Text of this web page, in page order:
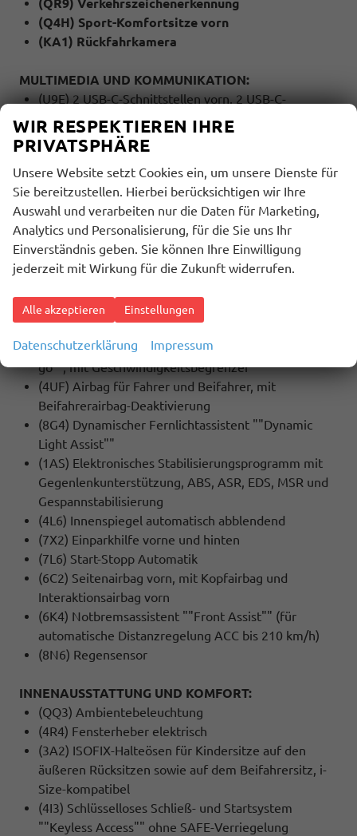
(QR9) Verkehrszeichenerkennung
(Q4H) Sport-Komfortsitze vorn
(KA1) Rückfahrkamera
MULTIMEDIA UND KOMMUNIKATION:
(U9E) 2 USB-C-Schnittstellen vorn, 2 USB-C-
Ladebuchsen an der Mittelkonsole hinten,
Ladeleistung bis zu 45 W
Android Auto
(QV3) DAB+ Digitaler Radioempfang
(9ZV) Telefonschnittstelle mit induktiver
Ladefunktion
(7UT) Navigationssystem Discover Media
(UG1) Berganfahrassistent
(8T8) Automatische Distanzregelung ACC ""stop &
go"", mit Geschwindigkeitsbegrenzer
(4UF) Airbag für Fahrer und Beifahrer, mit
Beifahrerairbag-Deaktivierung
(8G4) Dynamischer Fernlichtassistent ""Dynamic
Light Assist""
(1AS) Elektronisches Stabilisierungsprogramm mit
Gegenlenkunterstützung, ABS, ASR, EDS, MSR und
Gespannstabilisierung
(4L6) Innenspiegel automatisch abblendend
(7X2) Einparkhilfe vorne und hinten
(7L6) Start-Stopp Automatik
(6C2) Seitenairbag vorn, mit Kopfairbag und
Interaktionsairbag vorn
(6K4) Notbremsassistent ""Front Assist"" (für
automatische Distanzregelung ACC bis 210 km/h)
(8N6) Regensensor
INNENAUSSTATTUNG UND KOMFORT:
(QQ3) Ambientebeleuchtung
(4R4) Fensterheber elektrisch
(3A2) ISOFIX-Halteösen für Kindersitze auf den
äußeren Rücksitzen sowie auf dem Beifahrersitz, i-
Size-kompatibel
(4I3) Schlüsselloses Schließ- und Startsystem
""Keyless Access"" ohne SAFE-Verriegelung
WIR RESPEKTIEREN IHRE
PRIVATSPHÄRE
Unsere Website setzt Cookies ein, um unsere Dienste für
Sie bereitzustellen. Hierbei berücksichtigen wir Ihre
Auswahl und verarbeiten nur die Daten für Marketing,
Analytics und Personalisierung, für die Sie uns Ihr
Einverständnis geben. Sie können Ihre Einwilligung
jederzeit mit Wirkung für die Zukunft widerrufen.
Alle akzeptieren Einstellungen
Datenschutzerklärung Impressum